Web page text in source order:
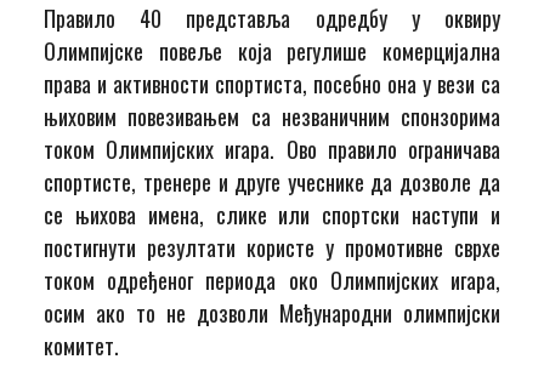
Правило 40 представља одредбу у оквиру
Олимпијске повеље која регулише комерцијална
права и активности спортиста, посебно она у вези са
њиховим повезивањем са незваничним спонзорима
током Олимпијских игара. Ово правило ограничава
спортисте, тренере и друге учеснике да дозволе да
се њихова имена, слике или спортски наступи и
постигнути резултати користе у промотивне сврхе
током одређеног периода око Олимпијских игара,
осим ако то не дозволи Међународни олимпијски
комитет.